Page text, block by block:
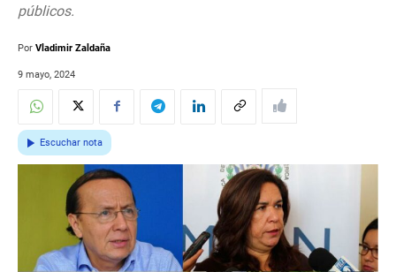
públicos.
Por Vladimir Zaldaña
9 mayo, 2024
Escuchar nota